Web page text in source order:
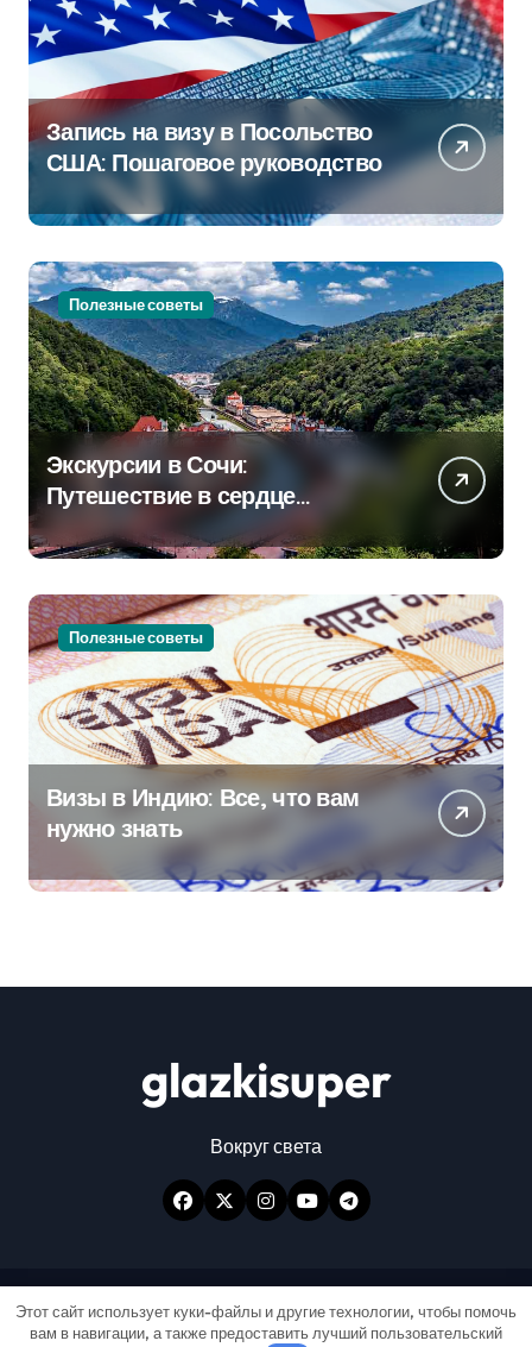
Запись на визу в Посольство
США: Пошаговое руководство
Полезные советы
Экскурсии в Сочи:
Путешествие в сердце
Черноморского курорта
Полезные советы
Визы в Индию: Все, что вам
нужно знать
glazkisuper
Вокруг света
Авторские права © Все права защищены|
Этот сайт использует куки-файлы и другие технологии, чтобы помочь
вам в навигации, а также предоставить лучший пользовательский